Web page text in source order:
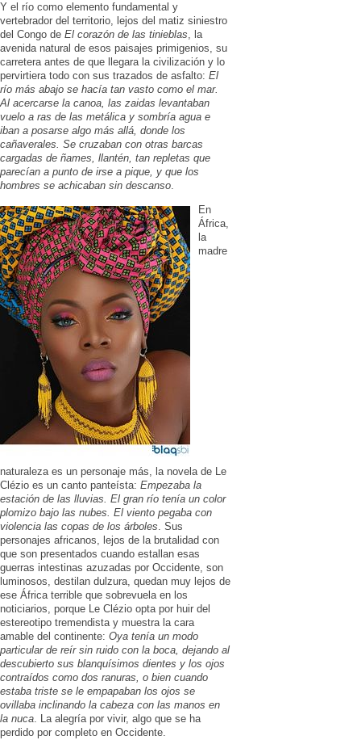
Y el río como elemento fundamental y
vertebrador del territorio, lejos del matiz siniestro
del Congo de El corazón de las tinieblas, la
avenida natural de esos paisajes primigenios, su
carretera antes de que llegara la civilización y lo
pervirtiera todo con sus trazados de asfalto: El
río más abajo se hacía tan vasto como el mar.
Al acercarse la canoa, las zaidas levantaban
vuelo a ras de las metálica y sombría agua e
iban a posarse algo más allá, donde los
cañaverales. Se cruzaban con otras barcas
cargadas de ñames, llantén, tan repletas que
parecían a punto de irse a pique, y que los
hombres se achicaban sin descanso.
En
África,
la
madre
naturaleza es un personaje más, la novela de Le
Clézio es un canto panteísta: Empezaba la
estación de las lluvias. El gran río tenía un color
plomizo bajo las nubes. El viento pegaba con
violencia las copas de los árboles. Sus
personajes africanos, lejos de la brutalidad con
que son presentados cuando estallan esas
guerras intestinas azuzadas por Occidente, son
luminosos, destilan dulzura, quedan muy lejos de
ese África terrible que sobrevuela en los
noticiarios, porque Le Clézio opta por huir del
estereotipo tremendista y muestra la cara
amable del continente: Oya tenía un modo
particular de reír sin ruido con la boca, dejando al
descubierto sus blanquísimos dientes y los ojos
contraídos como dos ranuras, o bien cuando
estaba triste se le empapaban los ojos se
ovillaba inclinando la cabeza con las manos en
la nuca. La alegría por vivir, algo que se ha
perdido por completo en Occidente.